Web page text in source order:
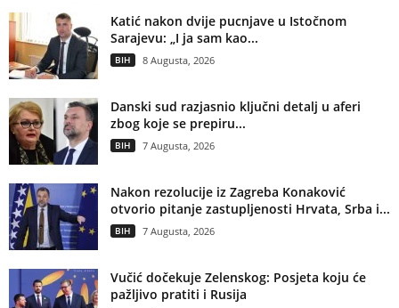
Katić nakon dvije pucnjave u Istočnom
Sarajevu: „I ja sam kao...
BIH 8 Augusta, 2026
Danski sud razjasnio ključni detalj u aferi
zbog koje se prepiru...
BIH 7 Augusta, 2026
Nakon rezolucije iz Zagreba Konaković
otvorio pitanje zastupljenosti Hrvata, Srba i...
BIH 7 Augusta, 2026
Vučić dočekuje Zelenskog: Posjeta koju će
pažljivo pratiti i Rusija